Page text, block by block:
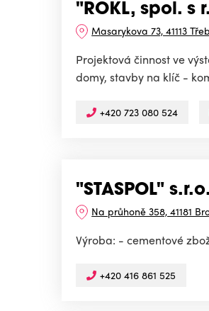
"ROKL, spol. s
Masarykova 73, 41113
Projektová činnost ve
domy, stavby na klíč -
+420 723 080 524
"STASPOL" s.r.o.
Na průhoně 358, 41181
Výroba: - cementové
+420 416 861 525